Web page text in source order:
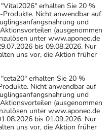
erhalten Sie 20 %
Nicht anwendbar auf
und
(ausgenommen
unter www.aponeo.de
bis 09.08.2026. Nur
uns vor, die Aktion früher
erhalten Sie 20 %
Nicht anwendbar auf
und
(ausgenommen
unter www.aponeo.de
bis 01.09.2026. Nur
uns vor, die Aktion früher